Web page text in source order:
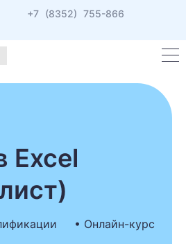
+7 (8352) 755-866
Excel
• Онлайн-курс